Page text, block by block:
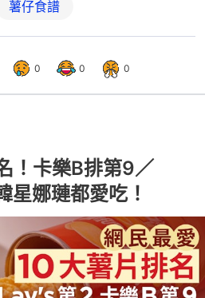
薯仔食譜
0 0 0
！卡樂B排第9／
娜璉都愛吃！